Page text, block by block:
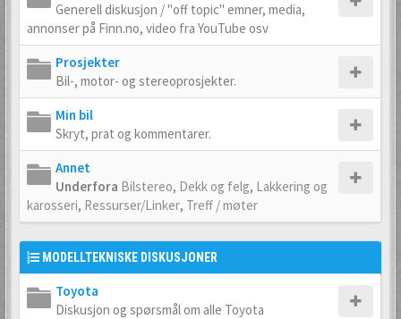
Generell diskusjon / "off topic" emner, media,
annonser på Finn.no, video fra YouTube osv
Prosjekter
Bil-, motor- og stereoprosjekter.
Min bil
Skryt, prat og kommentarer.
Annet
Underfora Bilstereo, Dekk og felg, Lakkering og
karosseri, Ressurser/Linker, Treff / møter
MODELLTEKNISKE DISKUSJONER
Toyota
Diskusjon og spørsmål om alle Toyota